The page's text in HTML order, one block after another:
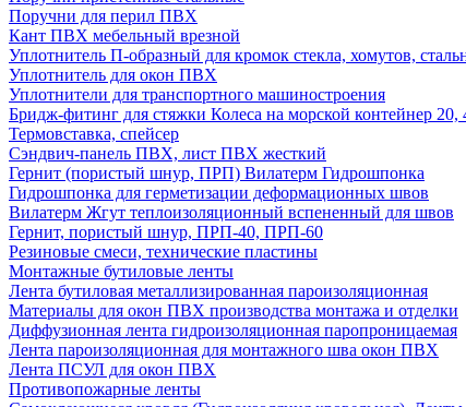
Поручни для перил ПВХ
Кант ПВХ мебельный врезной
Уплотнитель П-образный для кромок стекла, хомутов,
Уплотнитель для окон ПВХ
Уплотнители для транспортного машиностроения
Бридж-фитинг для стяжки Колеса на морской контейнер
Термовставка, спейсер
Сэндвич-панель ПВХ, лист ПВХ жесткий
Гернит (пористый шнур, ПРП) Вилатерм Гидрошпонка
Гидрошпонка для герметизации деформационных швов
Вилатерм Жгут теплоизоляционный вспененный для швов
Гернит, пористый шнур, ПРП-40, ПРП-60
Резиновые смеси, технические пластины
Монтажные бутиловые ленты
Лента бутиловая металлизированная пароизоляционная
Материалы для окон ПВХ производства монтажа и отделки
Диффузионная лента гидроизоляционная паропроницаемая
Лента пароизоляционная для монтажного шва окон ПВХ
Лента ПСУЛ для окон ПВХ
Противопожарные ленты